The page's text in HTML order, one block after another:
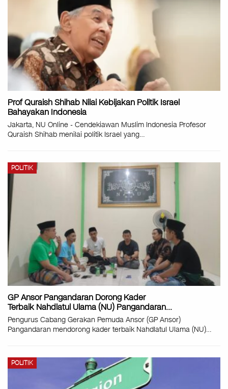
Prof Quraish Shihab Nilai Kebijakan Politik Israel
Bahayakan Indonesia
Jakarta, NU Online - Cendekiawan Muslim Indonesia Profesor
Quraish Shihab menilai politik Israel yang…
POLITIK
GP Ansor Pangandaran Dorong Kader
Terbaik Nahdlatul Ulama (NU) Pangandaran…
Pengurus Cabang Gerakan Pemuda Ansor (GP Ansor)
Pangandaran mendorong kader terbaik Nahdlatul Ulama (NU)…
POLITIK